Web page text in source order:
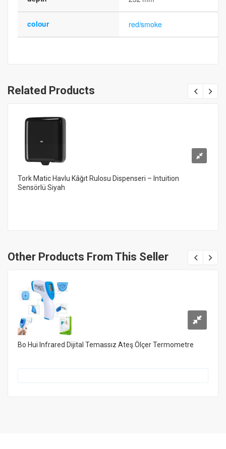
colour red/smoke
Related Products
Tork Matic Havlu Kâğıt Rulosu Dispenseri – Intuition
Sensörlü Siyah
Other Products From This Seller
Bo Hui Infrared Dijital Temassız Ateş Ölçer Termometre